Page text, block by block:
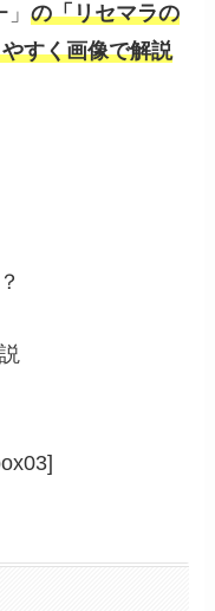
」の「リセマラの
すく画像で解説